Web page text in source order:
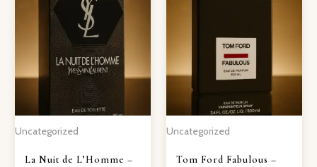
Uncategorized
La Nuit de L’Homme –
Uncategorized
Tom Ford Fabulous –